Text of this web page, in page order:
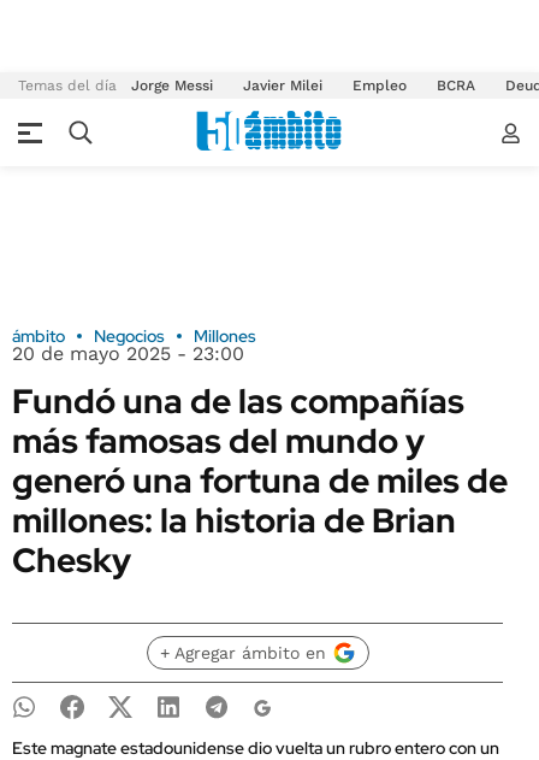
Temas del día Jorge Messi Javier Milei Empleo BCRA
ámbito Negocios Millones
20 de mayo 2025 - 23:00
Fundó una de las compañías
más famosas del mundo y
generó una fortuna de miles de
millones: la historia de Brian
Chesky
+ Agregar ámbito en
Este magnate estadounidense dio vuelta un rubro entero con un